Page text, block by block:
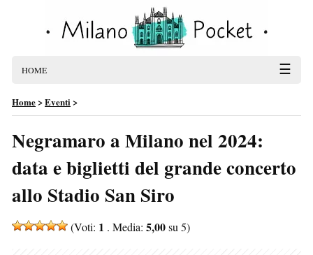
HOME ☰
Home>Eventi>
Negramaro a Milano nel 2024:
data e biglietti del grande concerto
allo Stadio San Siro
(Voti: 1 . Media: 5,00su 5)